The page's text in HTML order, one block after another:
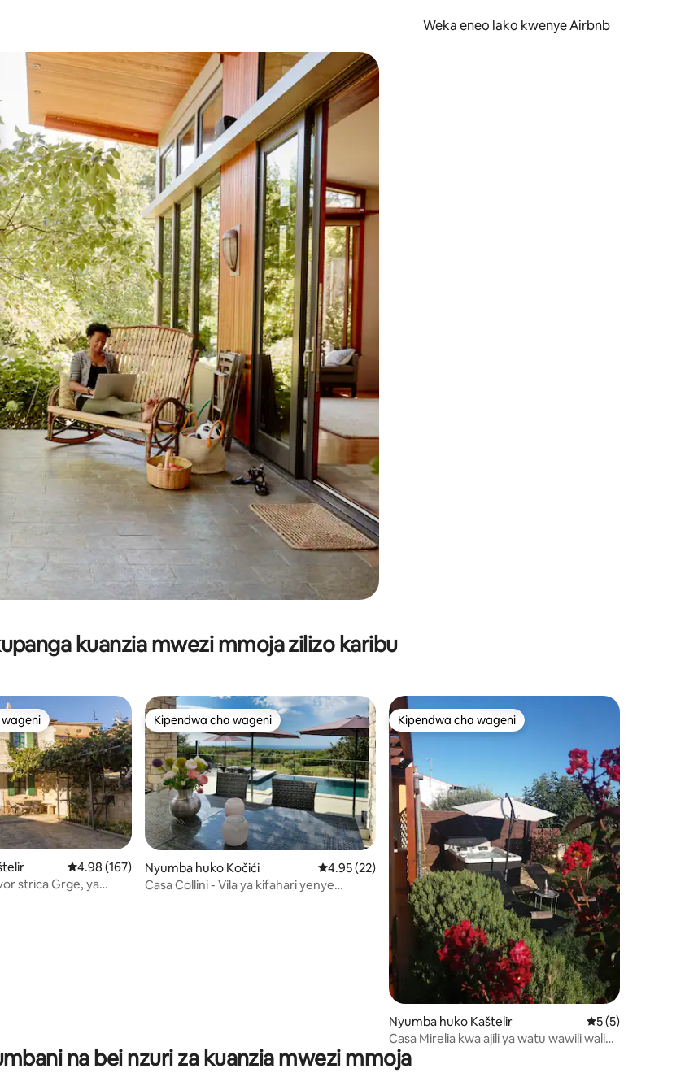
Weka eneo lako kwenye Airbnb
vishale vya juu na chini au uchunguze kwa kugusa au kutelezesha kidole kwenye ishara.
kuanzia mwezi mmoja zilizo karibu
ya 5, tathmini 7
cha wageni
Ukadiriaji wa wastani wa 4.98 kati ya 5, tathmini 167
4.98 (167)
strica Grge, ya
Kipendwa cha wageni
Kipendwa cha wageni
Nyumba huko Kočići Ukadiriaji wa wastani wa 4.95 kati ya 5, tathmini 22
4.95 (22)
Casa Collini - Vila ya kifahari yenye
Kipendwa cha wageni
Kipendwa cha wageni
Nyumba huko Kaštelir Ukadiriaji wa
5 (5)
Casa Mirelia kwa ajili ya watu wawili walio
na bustani na whirlpool
na bei nzuri za kuanzia mwezi mmoja